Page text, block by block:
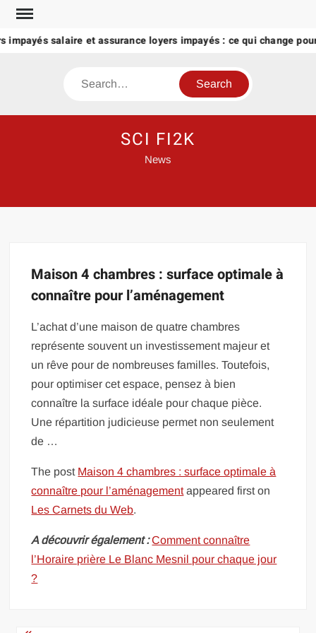
Skip
content
impayés salaire et assurance loyers impayés : ce qui change
Search
SCI FI2K
News
Maison 4 chambres : surface optimale à
connaître pour l’aménagement
L’achat d’une maison de quatre chambres
représente souvent un investissement majeur et
un rêve pour de nombreuses familles. Toutefois,
pour optimiser cet espace, pensez à bien
connaître la surface idéale pour chaque pièce.
Une répartition judicieuse permet non seulement
de …
The post Maison 4 chambres : surface optimale à
connaître pour l’aménagementappeared first on
Les Carnets du Web.
A découvrir également : Comment connaître
l’Horaire prière Le Blanc Mesnil pour chaque jour
?